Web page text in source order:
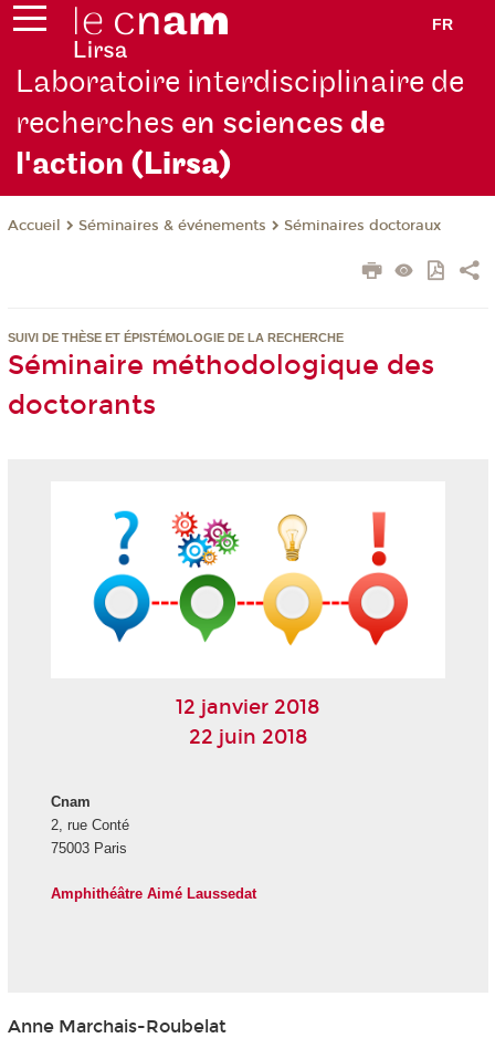
FR
Laboratoire interdisciplinaire de
recherches en sciencesde
l'action (Lirsa)
Accueil Séminaires & événements Séminaires doctoraux
SUIVI DE THÈSE ET ÉPISTÉMOLOGIE DE LA RECHERCHE
Séminaire méthodologique des
doctorants
12 janvier 2018
22 juin 2018
Cnam
2, rue Conté
75003 Paris
Amphithéâtre Aimé Laussedat
Anne Marchais-Roubelat